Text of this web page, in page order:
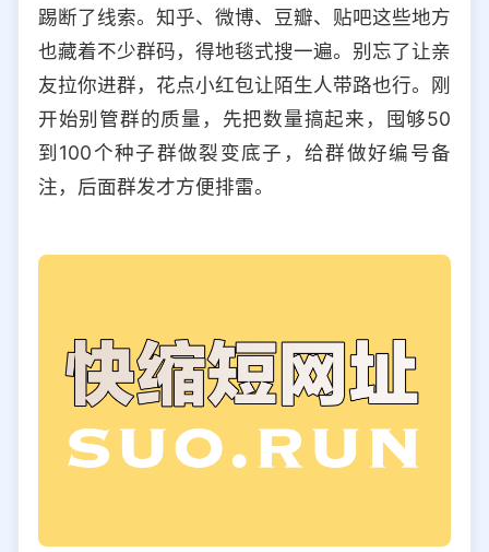
踢断了线索。知乎、微博、豆瓣、贴吧这些地方
也藏着不少群码，得地毯式搜一遍。别忘了让亲
友拉你进群，花点小红包让陌生人带路也行。刚
开始别管群的质量，先把数量搞起来，囤够50
到100个种子群做裂变底子，给群做好编号备
注，后面群发才方便排雷。